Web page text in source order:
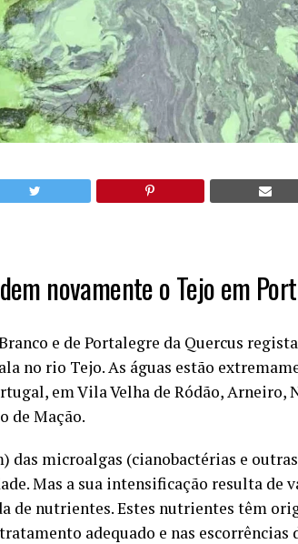
novamente o Tejo em
e de Portalegre da Quercus
no rio Tejo. As águas estão
em Vila Velha de Ródão, Arneiro,
de Mação.
das microalgas (cianobactérias e
Mas a sua intensificação resulta de
de nutrientes. Estes nutrientes têm
adequado e nas